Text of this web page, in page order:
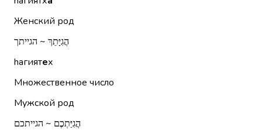
Женский род
הֲגִיָּתֵךְ ~ הגייתך
hагиятех
Множественное число
Мужской род
הֲגִיַּתְכֶם ~ הגייתכם